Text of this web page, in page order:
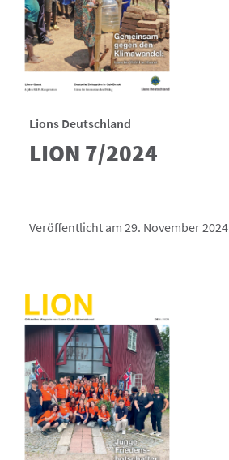
Lions Deutschland
LION 7/2024
Veröffentlicht am 29. November 2024